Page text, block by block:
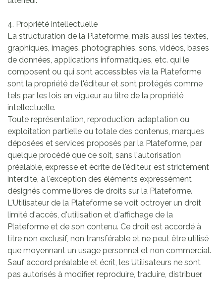
4. Propriété intellectuelle
La structuration de la Plateforme, mais aussi les textes,
graphiques, images, photographies, sons, vidéos, bases
de données, applications informatiques, etc. qui le
composent ou qui sont accessibles via la Plateforme
sont la propriété de l'éditeur et sont protégés comme
tels par les lois en vigueur au titre de la propriété
intellectuelle.
Toute représentation, reproduction, adaptation ou
exploitation partielle ou totale des contenus, marques
déposées et services proposés par la Plateforme, par
quelque procédé que ce soit, sans l'autorisation
préalable, expresse et écrite de l'éditeur, est strictement
interdite, à l'exception des éléments expressément
désignés comme libres de droits sur la Plateforme.
L'Utilisateur de la Plateforme se voit octroyer un droit
limité d'accès, d'utilisation et d'affichage de la
Plateforme et de son contenu. Ce droit est accordé à
titre non exclusif, non transférable et ne peut être utilisé
que moyennant un usage personnel et non commercial.
Sauf accord préalable et écrit, les Utilisateurs ne sont
pas autorisés à modifier, reproduire, traduire, distribuer,